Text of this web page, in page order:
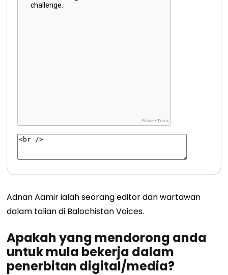
Adnan Aamir ialah seorang editor dan wartawan
dalam talian di Balochistan Voices.
Apakah yang mendorong anda
untuk mula bekerja dalam
penerbitan digital/media?